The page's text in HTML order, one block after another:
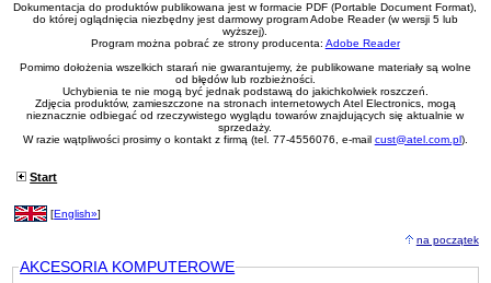
Dokumentacja do produktów publikowana jest w formacie PDF (Portable Document Format),
do której oglądnięcia niezbędny jest darmowy program Adobe Reader (w wersji 5 lub
wyższej).
Program można pobrać ze strony producenta: Adobe Reader
Pomimo dołożenia wszelkich starań nie gwarantujemy, że publikowane materiały są wolne
od błędów lub rozbieżności.
Uchybienia te nie mogą być jednak podstawą do jakichkolwiek roszczeń.
Zdjęcia produktów, zamieszczone na stronach internetowych Atel Electronics, mogą
nieznacznie odbiegać od rzeczywistego wyglądu towarów znajdujących się aktualnie w
sprzedaży.
W razie wątpliwości prosimy o kontakt z firmą (tel. 77-4556076, e-mail cust@atel.com.pl).
Start
[English»]
na początek
AKCESORIA KOMPUTEROWE